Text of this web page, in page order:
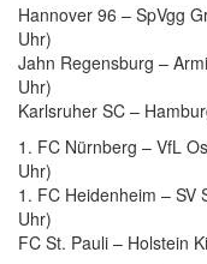
Hannover 96 – SpVgg
Uhr)
Jahn Regensburg –
Uhr)
Karlsruher SC –
1. FC Nürnberg – VfL
Uhr)
1. FC Heidenheim – SV
Uhr)
FC St. Pauli – Holstein